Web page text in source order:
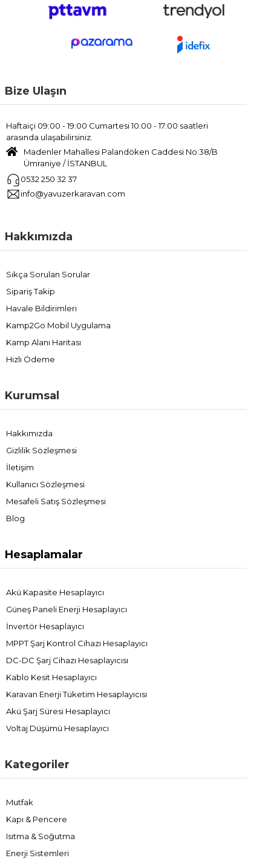
Bize Ulaşın
Haftaiçi 09:00 - 19:00 Cumartesi 10:00 - 17:00 saatleri
arasında ulaşabilirsiniz.
Madenler Mahallesi Palandöken Caddesi No:38/B
Ümraniye / İSTANBUL
0532 250 32 37
info@yavuzerkaravan.com
Hakkımızda
Sıkça Sorulan Sorular
Sipariş Takip
Havale Bildirimleri
Kamp2Go Mobil Uygulama
Kamp Alanı Haritası
Hızlı Ödeme
Kurumsal
Hakkımızda
Gizlilik Sözleşmesi
İletişim
Kullanıcı Sözleşmesi
Mesafeli Satış Sözleşmesi
Blog
Hesaplamalar
Akü Kapasite Hesaplayıcı
Güneş Paneli Enerji Hesaplayıcı
İnvertör Hesaplayıcı
MPPT Şarj Kontrol Cihazı Hesaplayıcı
DC-DC Şarj Cihazı Hesaplayıcısı
Kablo Kesit Hesaplayıcı
Karavan Enerji Tüketim Hesaplayıcısı
Akü Şarj Süresi Hesaplayıcı
Voltaj Düşümü Hesaplayıcı
Kategoriler
Mutfak
Kapı & Pencere
Isıtma & Soğutma
Enerji Sistemleri